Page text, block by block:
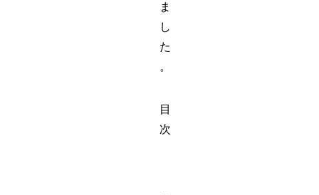
ま
し
た
。
目
次